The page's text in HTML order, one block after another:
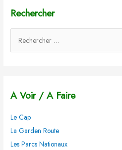
Rechercher
e
e
c
h
A Voir / A Faire
Le Cap
La Garden Route
Les Parcs Nationaux